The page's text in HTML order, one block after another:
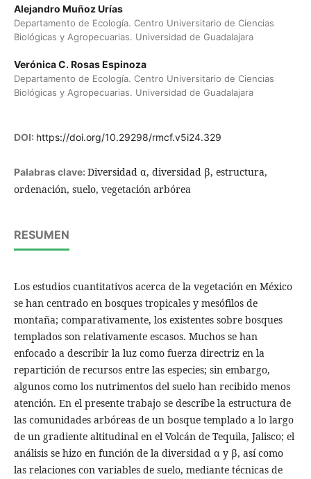
Alejandro Muñoz Urías
Departamento de Ecología. Centro Universitario de Ciencias
Biológicas y Agropecuarias. Universidad de Guadalajara
Verónica C. Rosas Espinoza
Departamento de Ecología. Centro Universitario de Ciencias
Biológicas y Agropecuarias. Universidad de Guadalajara
DOI: https://doi.org/10.29298/rmcf.v5i24.329
Palabras clave: Diversidad α, diversidad β, estructura,
ordenación, suelo, vegetación arbórea
RESUMEN
Los estudios cuantitativos acerca de la vegetación en México
se han centrado en bosques tropicales y mesófilos de
montaña; comparativamente, los existentes sobre bosques
templados son relativamente escasos. Muchos se han
enfocado a describir la luz como fuerza directriz en la
repartición de recursos entre las especies; sin embargo,
algunos como los nutrimentos del suelo han recibido menos
atención. En el presente trabajo se describe la estructura de
las comunidades arbóreas de un bosque templado a lo largo
de un gradiente altitudinal en el Volcán de Tequila, Jalisco; el
análisis se hizo en función de la diversidad α y β, así como
las relaciones con variables de suelo, mediante técnicas de